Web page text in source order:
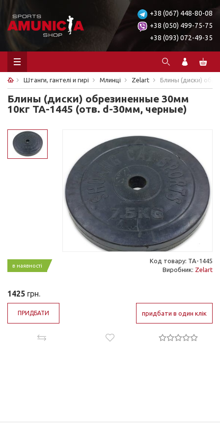
+38 (067) 448-80-08
+38 (050) 499-75-75
+38 (093) 072-49-35
Штанги, гантелі и гирі Млинці Zelart Блины (диски)
Блины (диски) обрезиненные 30мм
10кг ТА-1445 (отв. d-30мм, черные)
в наявності
Код товару: ТА-1445
Виробник: Zelart
1425 грн.
ПРИДБАТИ придбати в один клік